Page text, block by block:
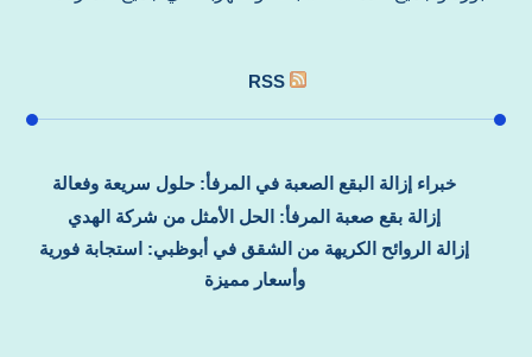
RSS
خبراء إزالة البقع الصعبة في المرفأ: حلول سريعة وفعالة
إزالة بقع صعبة المرفأ: الحل الأمثل من شركة الهدي
إزالة الروائح الكريهة من الشقق في أبوظبي: استجابة فورية
وأسعار مميزة